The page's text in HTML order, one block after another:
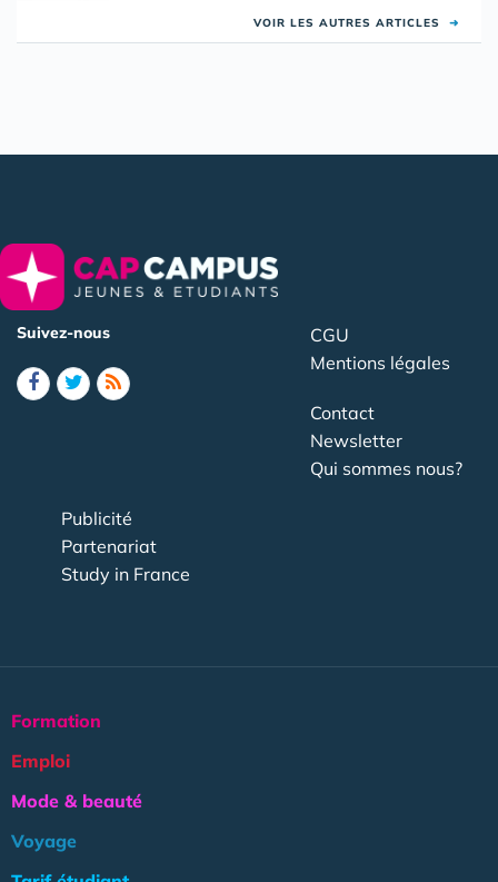
VOIR LES AUTRES ARTICLES ➜
Suivez-nous
CGU
Mentions légales
Contact
Newsletter
Qui sommes nous?
Publicité
Partenariat
Study in France
Formation
Emploi
Mode & beauté
Voyage